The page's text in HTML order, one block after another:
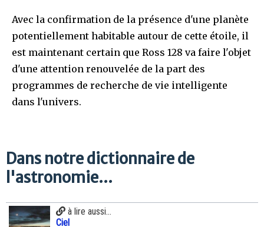
Avec la confirmation de la présence d'une planète
potentiellement habitable autour de cette étoile, il
est maintenant certain que Ross 128 va faire l'objet
d'une attention renouvelée de la part des
programmes de recherche de vie intelligente
dans l'univers.
Dans notre dictionnaire de
l'astronomie...
à lire aussi...
Ciel